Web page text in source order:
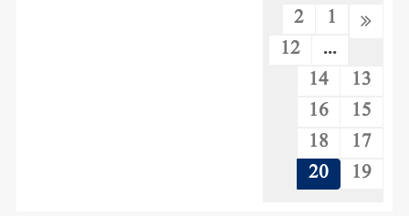
1
2
...
12
13
14
15
16
17
18
19
20